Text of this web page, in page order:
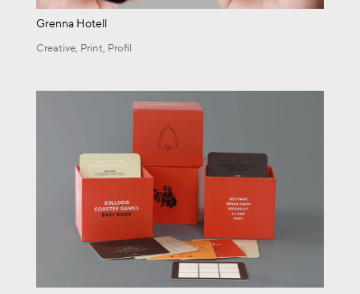
Grenna Hotell
Creative, Print, Profil